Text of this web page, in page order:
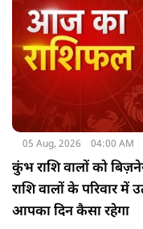
05 Aug, 2026 04:00 AM
कुंभ राशि वालों को
राशि वालों के परिवार
आपका दिन कैसा रहेगा